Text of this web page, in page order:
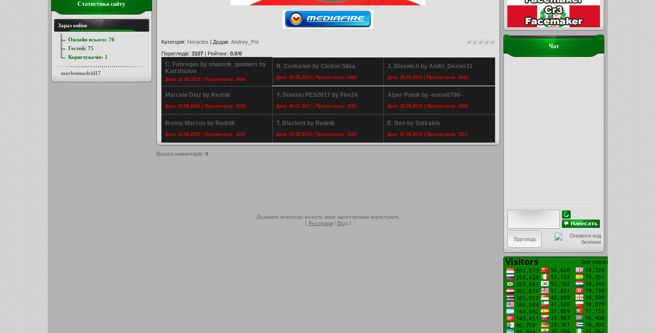
Категорія: Heracles | Додав: Andrey_Pol
Переглядів: 3107| Рейтинг: 0.0/0
C. Fabregas by shamrik_gunners by
Kairzhanov
Дата: 12.05.2015 | Просмотров: 4644
R. Centurion by Cleiton Silva
Дата: 26.05.2015 | Просмотров: 4492
J. Blaswich by Andri_Dexter11
Дата: 26.05.2015 | Просмотров: 4042
Marcelo Diaz by Rednik
Дата: 14.05.2015 | Просмотров: 4782
Y. Soteldo PES2017 by Fire24
Дата: 06.07.2017 | Просмотров: 4591
Alper Potuk by -emre0796-
Дата: 23.05.2015 | Просмотров: 4260
Ronny Marcos by Rednik
Дата: 14.05.2015 | Просмотров: 2191
T. Blackett by Rednik
Дата: 19.05.2015 | Просмотров: 3163
E. Ben by Sotirakis
Дата: 07.05.2015 | Просмотров: 3117
Всього коментарів: 0
Додавати коментарі можуть лише зареєстровані користувачі.
[ Реєстрація| Вхід ]
Чат
Статистика сайту
Зараз online
Онлайн всього: 76
Гостей: 75
Користувачів: 1
marlonmadrid17